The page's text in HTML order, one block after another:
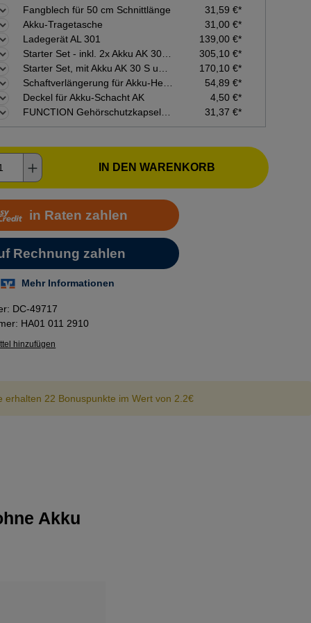
Fangblech für 50 cm Schnittlänge
31,59 €*
Akku-Tragetasche
31,00 €*
Ladegerät AL 301
139,00 €*
Starter Set - inkl. 2x Akku AK 30 S und Ladegerät AL 101
305,10 €*
Starter Set, mit Akku AK 30 S und Ladegerät AL 101
170,10 €*
Schaftverlängerung für Akku-Heckenschere HLA 56 - 50 cm
54,89 €*
Deckel für Akku-Schacht AK
4,50 €*
FUNCTION Gehörschutzkapseln und Nylonvisier
31,37 €*
Anzahl: Gib den gewünschten Wert
IN DEN WARENKORB
DC-49717
HA01 011 2910
hinzufügen
erhalten 22 Bonuspunkte im Wert von 2.2€
Akku